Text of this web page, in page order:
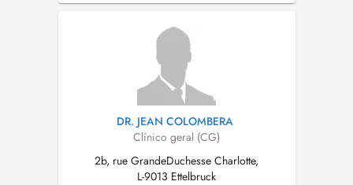
DR. JEAN COLOMBERA
Clínico geral (CG)
2b, rue GrandeDuchesse Charlotte,
L-9013 Ettelbruck